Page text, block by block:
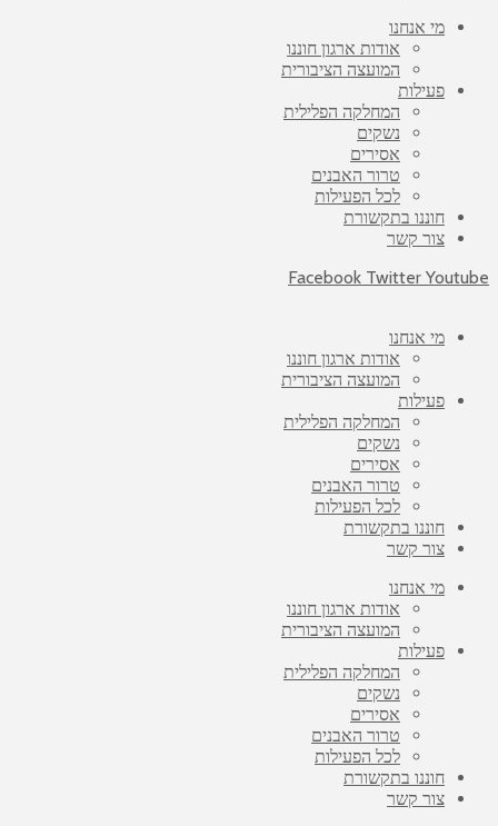
מי אנחנו
אודות ארגון חוננו
המועצה הציבורית
פעילות
המחלקה הפלילית
נשקים
אסירים
טרור האבנים
לכל הפעילות
חוננו בתקשורת
צור קשר
Facebook Twitter Youtube
מי אנחנו
אודות ארגון חוננו
המועצה הציבורית
פעילות
המחלקה הפלילית
נשקים
אסירים
טרור האבנים
לכל הפעילות
חוננו בתקשורת
צור קשר
מי אנחנו
אודות ארגון חוננו
המועצה הציבורית
פעילות
המחלקה הפלילית
נשקים
אסירים
טרור האבנים
לכל הפעילות
חוננו בתקשורת
צור קשר